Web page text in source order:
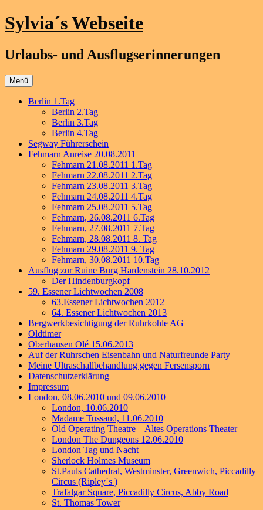
Zum
Inhalt
Sylvia´s Webseite
Urlaubs- und Ausflugserinnerungen
Menü
Berlin 1.Tag
Berlin 2.Tag
Berlin 3.Tag
Berlin 4.Tag
Segway Führerschein
Fehmarn Anreise 20.08.2011
Fehmarn 21.08.2011 1.Tag
Fehmarn 22.08.2011 2.Tag
Fehmarn 23.08.2011 3.Tag
Fehmarn 24.08.2011 4.Tag
Fehmarn 25.08.2011 5.Tag
Fehmarn, 26.08.2011 6.Tag
Fehmarn, 27.08.2011 7.Tag
Fehmarn, 28.08.2011 8. Tag
Fehmarn 29.08.2011 9. Tag
Fehmarn, 30.08.2011 10.Tag
Ausflug zur Ruine Burg Hardenstein 28.10.2012
Der Hindenburgkopf
59. Essener Lichtwochen 2008
63.Essener Lichtwochen 2012
64. Essener Lichtwochen 2013
Bergwerkbesichtigung der Ruhrkohle AG
Oldtimer
Oberhausen Olé 15.06.2013
Auf der Ruhrschen Eisenbahn und Naturfreunde Party
Meine Ultraschallbehandlung gegen Fersensporn
Datenschutzerklärung
Impressum
London, 08.06.2010 und 09.06.2010
London, 10.06.2010
Madame Tussaud, 11.06.2010
Old Operating Theatre – Altes Operations Theater
London The Dungeons 12.06.2010
London Tag und Nacht
Sherlock Holmes Museum
St.Pauls Cathedral, Westminster, Greenwich, Piccadilly
Circus (Ripley´s )
Trafalgar Square, Piccadilly Circus, Abby Road
St. Thomas Tower